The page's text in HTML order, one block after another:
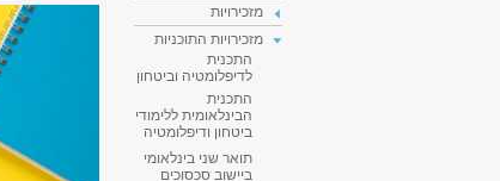
מזכירויות
מזכירויות התוכניות
התכנית
לדיפלומטיה וביטחון
התכנית
הבינלאומית ללימודי
ביטחון ודיפלומטיה
תואר שני בינלאומי
ביישוב סכסוכים